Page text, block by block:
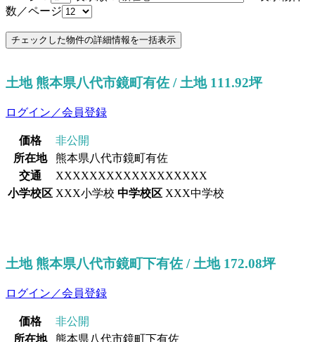
数／ページ
土地 熊本県八代市鏡町有佐 / 土地 111.92坪
ログイン／会員登録
価格
非公開
所在地
熊本県八代市鏡町有佐
交通
XXXXXXXXXXXXXXXXXX
小学校区 XXX小学校 中学校区 XXX中学校
土地 熊本県八代市鏡町下有佐 / 土地 172.08坪
ログイン／会員登録
価格
非公開
所在地
熊本県八代市鏡町下有佐